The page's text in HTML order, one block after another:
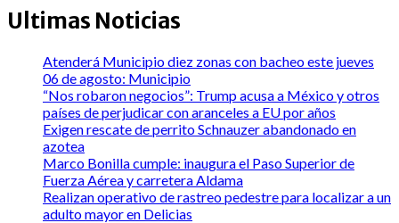
Ultimas Noticias
Atenderá Municipio diez zonas con bacheo este jueves
06 de agosto: Municipio
“Nos robaron negocios”: Trump acusa a México y otros
países de perjudicar con aranceles a EU por años
Exigen rescate de perrito Schnauzer abandonado en
azotea
Marco Bonilla cumple: inaugura el Paso Superior de
Fuerza Aérea y carretera Aldama
Realizan operativo de rastreo pedestre para localizar a un
adulto mayor en Delicias